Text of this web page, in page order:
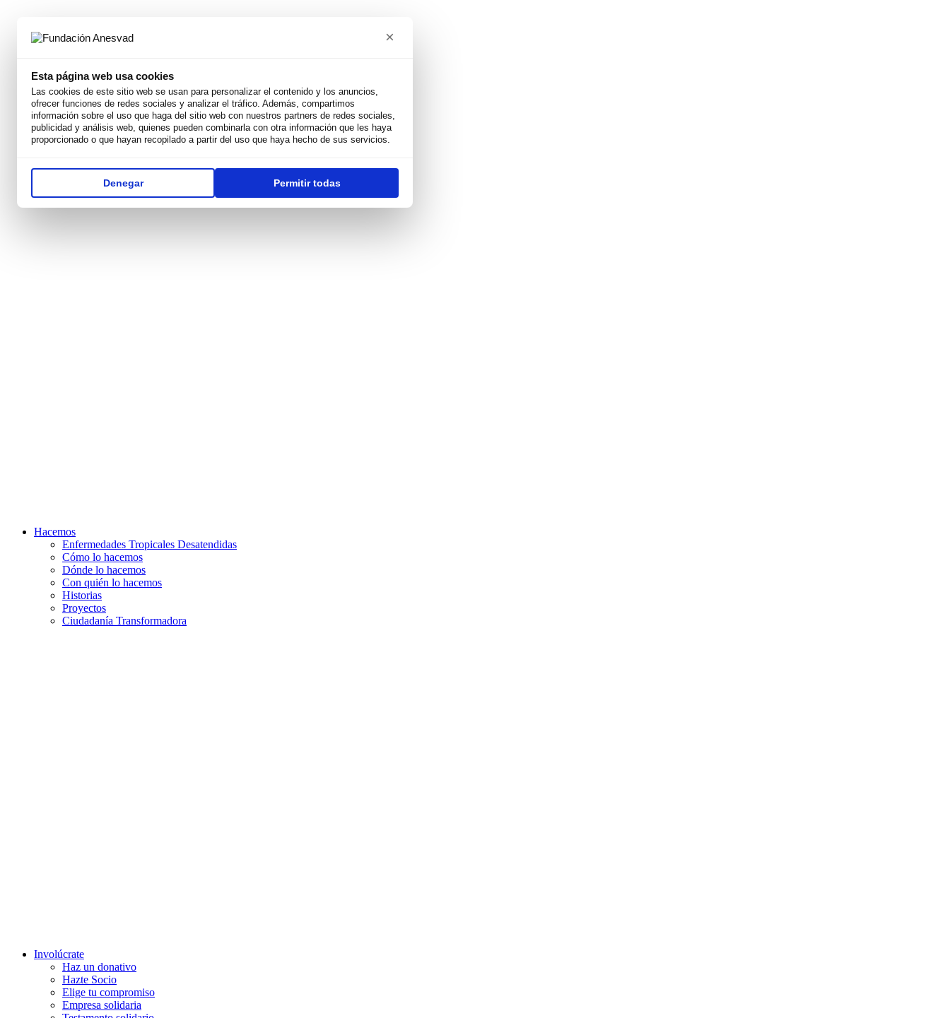
×
Esta página web usa cookies
Las cookies de este sitio web se usan para personalizar el contenido y los anuncios,
ofrecer funciones de redes sociales y analizar el tráfico. Además, compartimos
información sobre el uso que haga del sitio web con nuestros partners de redes sociales,
publicidad y análisis web, quienes pueden combinarla con otra información que les haya
proporcionado o que hayan recopilado a partir del uso que haya hecho de sus servicios.
Denegar Permitir todas
Somos
Por qué existimos
Nuestra Misión
Derechos Humanos
Premios
Transparentes
Publicaciones y recursos
Hacemos
Enfermedades Tropicales Desatendidas
Cómo lo hacemos
Dónde lo hacemos
Con quién lo hacemos
Historias
Proyectos
Ciudadanía Transformadora
Involúcrate
Haz un donativo
Hazte Socio
Elige tu compromiso
Empresa solidaria